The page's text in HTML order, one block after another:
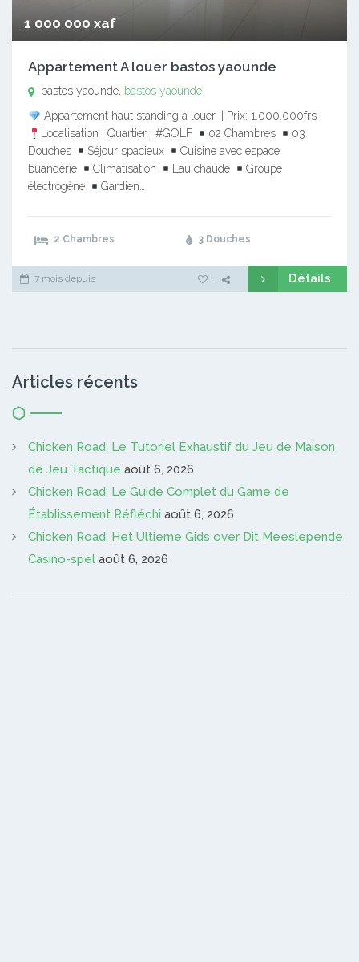
1 000 000 xaf
Appartement A louer bastos yaounde
bastos yaounde, bastos yaounde
Appartement haut standing à louer || Prix: 1.000.000frs
Localisation | Quartier : #GOLF
02 Chambres
03
Douches
Séjour spacieux
Cuisine avec espace
buanderie
Climatisation Eau chaude
Groupe
électrogène
Gardien…
2 Chambres 3 Douches
7 mois depuis 1 Détails
Articles récents
Chicken Road: Le Tutoriel Exhaustif du Jeu de Maison
de Jeu Tactique août 6, 2026
Chicken Road: Le Guide Complet du Game de
Établissement Réfléchi août 6, 2026
Chicken Road: Het Ultieme Gids over Dit Meeslepende
Casino-spel août 6, 2026